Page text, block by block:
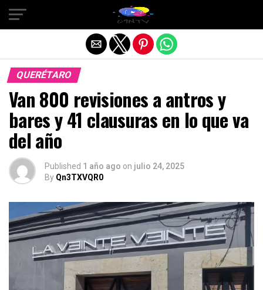
QUERÉTARO
Van 800 revisiones a antros y
bares y 41 clausuras en lo que va
del año
Published 1 año ago on julio 24, 2025
By Qn3TXVQR0
Salir de la versión móvil